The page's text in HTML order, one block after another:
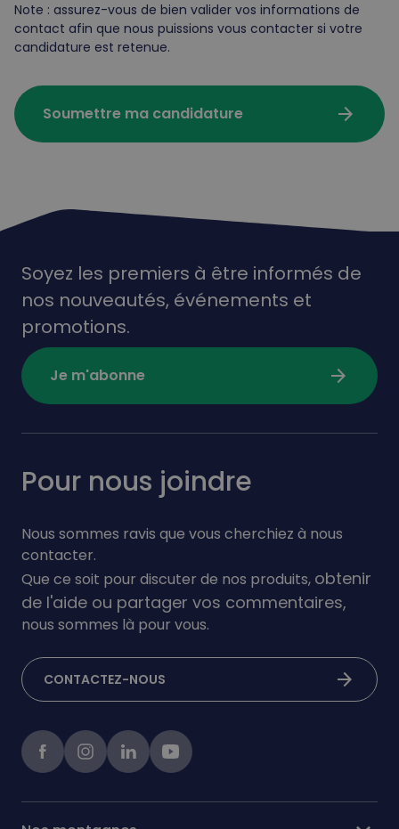
Note : assurez-vous de bien valider vos informations de
contact afin que nous puissions vous contacter si votre
candidature est retenue.
Soumettre ma candidature arrow_forward
Soyez les premiers à être informés de
nos nouveautés, événements et
promotions.
Je m'abonne arrow_forward
Pour nous joindre
Nous sommes ravis que vous cherchiez à nous
contacter.
Que ce soit pour discuter de nos produits, obtenir
de l'aide ou partager vos commentaires,
nous sommes là pour vous.
CONTACTEZ-NOUS arrow_forward
FacebookinstagramlinkedInYoutube